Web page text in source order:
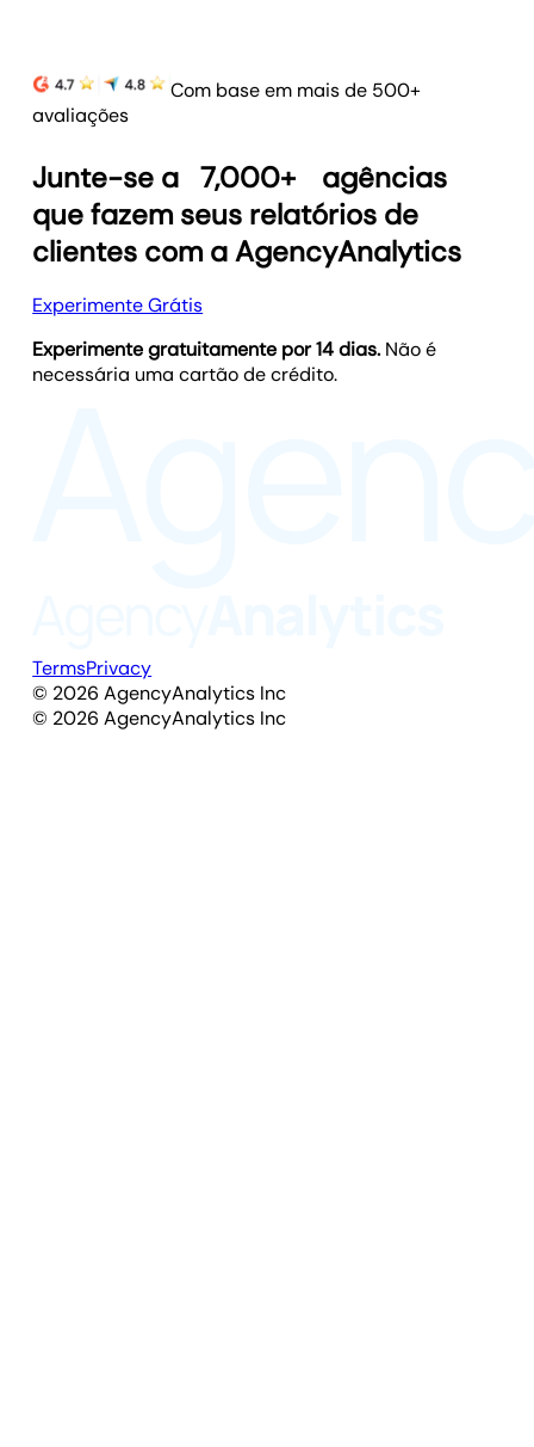
Com base em mais de 500+
avaliações
Junte-se a 7,000+
agências
que fazem seus relatórios de
clientes com a AgencyAnalytics
Experimente Grátis
Experimente gratuitamente por 14 dias. Não é
necessária uma cartão de crédito.
TermsPrivacy
© 2026 AgencyAnalytics Inc
© 2026 AgencyAnalytics Inc